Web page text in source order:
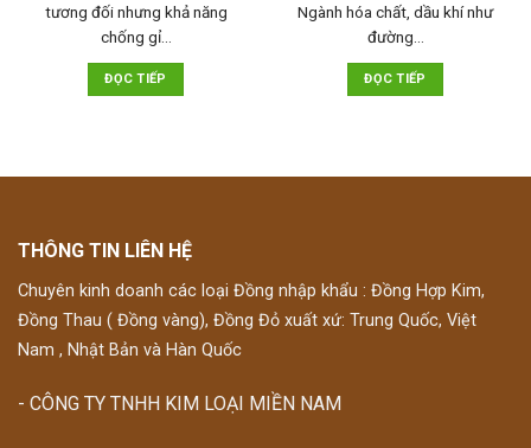
tương đối nhưng khả năng
chống gỉ…
ĐỌC TIẾP
Ngành hóa chất, dầu khí như
đường…
ĐỌC TIẾP
THÔNG TIN LIÊN HỆ
Chuyên kinh doanh các loại Đồng nhập khẩu : Đồng Hợp Kim,
Đồng Thau ( Đồng vàng), Đồng Đỏ xuất xứ: Trung Quốc, Việt
Nam , Nhật Bản và Hàn Quốc
- CÔNG TY TNHH KIM LOẠI MIỀN NAM